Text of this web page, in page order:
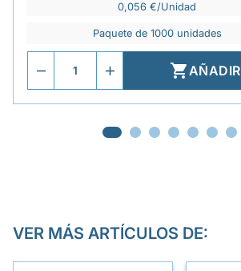
0,056 €/Unidad
Paquete de 1000 unidades
AÑADIR
VER MÁS ARTÍCULOS DE: